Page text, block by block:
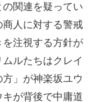
関連を疑ってい
人に対する警戒
注視する方針が
ルたちはクレイ
」が神楽坂ユウ
が背後で中庸道